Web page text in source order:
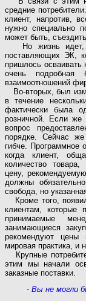
средние
клиент, напротив,
нужно специально
может быть,
Но жизнь идет, и
поставляющих ЭК,
пришлось
очень подробная
взаимоотношений
Во-вторых, был
в течение
фактически была
розничной. Если же
вопрос
порядке. Сейчас же
гибче. Программное
когда клиент,
количество
цену,
должны
свобода, но
Кроме того,
клиентам, которые
принимаемые
занимающиеся
рекомендуют цены
мировая практика, и
Крупные
этим мы начали
заказные поставки.
- Вы не могли